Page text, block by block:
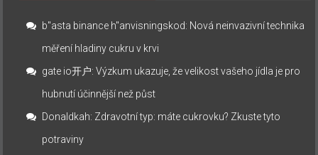
b"asta binance h"anvisningskod: Nová neinvazivní technika
měření hladiny cukru v krvi
gate io开户:Výzkum ukazuje, že velikost vašeho jídla je pro
hubnutí účinnější než půst
Donaldkah: Zdravotní typ: máte cukrovku? Zkuste tyto
potraviny